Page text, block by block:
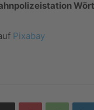
Pixabay